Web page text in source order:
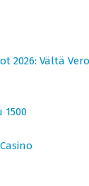
2026: Vältä
1500